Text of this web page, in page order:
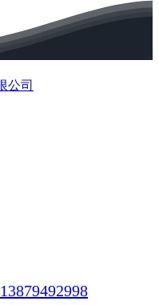
13879492998